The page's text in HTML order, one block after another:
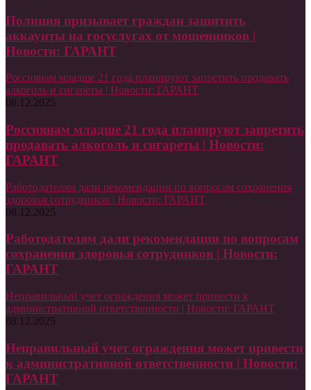
Полиция призывает граждан защитить
аккаунты на госуслугах от мошенников |
Новости: ГАРАНТ
Россиянам младше 21 года планируют запретить продавать
алкоголь и сигареты | Новости: ГАРАНТ
08.12.2025
Россиянам младше 21 года планируют запретить
продавать алкоголь и сигареты | Новости:
ГАРАНТ
Работодателям дали рекомендации по вопросам сохранения
здоровья сотрудников | Новости: ГАРАНТ
08.12.2025
Работодателям дали рекомендации по вопросам
сохранения здоровья сотрудников | Новости:
ГАРАНТ
Неправильный учет ограждения может привести к
административной ответственности | Новости: ГАРАНТ
08.12.2025
Неправильный учет ограждения может привести
к административной ответственности | Новости:
ГАРАНТ